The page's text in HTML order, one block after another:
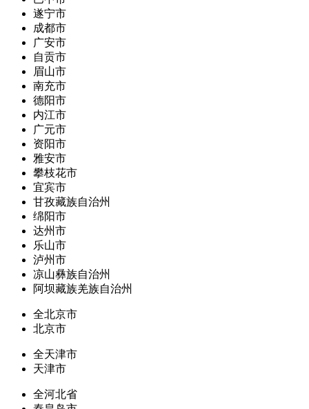
遂宁市
成都市
广安市
自贡市
眉山市
南充市
德阳市
内江市
广元市
资阳市
雅安市
攀枝花市
宜宾市
甘孜藏族自治州
绵阳市
达州市
乐山市
泸州市
凉山彝族自治州
阿坝藏族羌族自治州
全北京市
北京市
全天津市
天津市
全河北省